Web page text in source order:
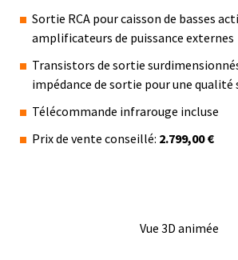
Sortie RCA pour caisson de basses
amplificateurs de puissance externes
Transistors de sortie
impédance de sortie pour une
Télécommande infrarouge incluse
Prix de vente conseillé: 2.799,00 €
Vue 3D animée